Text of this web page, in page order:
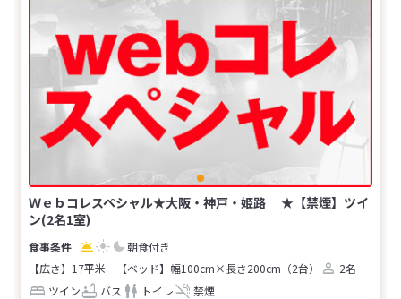
Ｗｅｂコレスペシャル★大阪・神戸・姫路 ★【禁煙】ツイ
ン(2名1室)
朝食付き
【広さ】17平米
【ベッド】幅100cm×長さ200cm（2台）
2名
ツイン
バス トイレ 禁煙